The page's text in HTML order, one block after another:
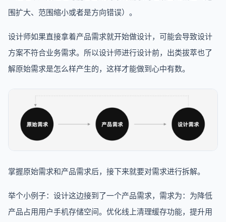
围扩大、范围缩小或者是方向错误）。
设计师如果直接拿着产品需求就开始做设计，可能会导致设计
方案不符合业务需求。所以设计师进行设计前，出类拔萃也了
解原始需求是怎么样产生的，这样才能做到心中有数。
掌握原始需求和产品需求后，接下来就要对需求进行拆解。
举个小例子：设计这边接到了一个产品需求，需求为：为降低
产品占用用户手机存储空间。优化线上清理缓存功能，提升用